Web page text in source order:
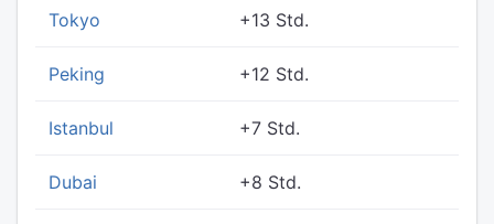
Tokyo +13 Std.
Peking +12 Std.
Istanbul +7 Std.
Dubai +8 Std.